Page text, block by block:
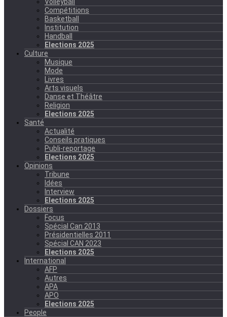
Compétitions
Basketball
Institution
Handball
Elections 2025
Culture
Musique
Mode
Livres
Arts visuels
Danse et Théâtre
Religion
Elections 2025
Santé
Actualité
Conseils pratiques
Publi-reportage
Elections 2025
Opinions
Tribune
Idées
Interview
Elections 2025
Dossiers
Focus
Spécial Can 2013
Présidentielles 2011
Spécial CAN 2023
Elections 2025
International
AFP
Autres
APA
APO
Elections 2025
People